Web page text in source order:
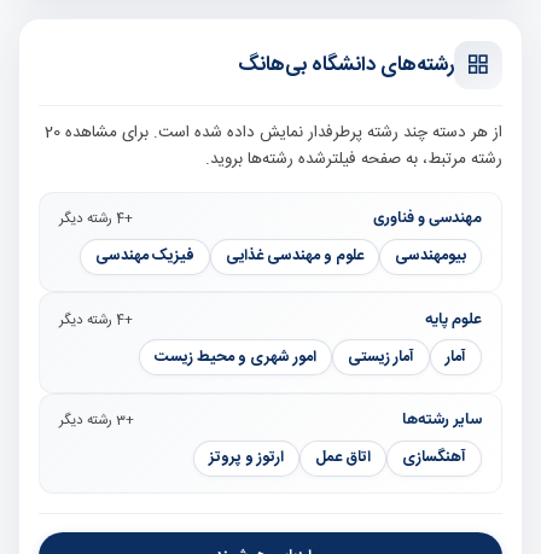
رشته‌های دانشگاه بی‌هانگ
از هر دسته چند رشته پرطرفدار نمایش داده شده است. برای مشاهده 20
رشته مرتبط، به صفحه فیلترشده رشته‌ها بروید.
مهندسی و فناوری +4 رشته دیگر
بیومهندسی علوم و مهندسی غذایی فیزیک مهندسی
علوم پایه +4 رشته دیگر
آمار آمار زیستی امور شهری و محیط زیست
سایر رشته‌ها +3 رشته دیگر
آهنگسازی اتاق عمل ارتوز و پروتز